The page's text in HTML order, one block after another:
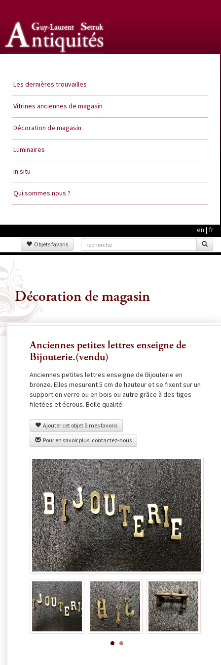
Les dernières trouvailles
Vitrines anciennes de magasin
Décoration de magasin
Luminaires
In situ
Qui sommes nous ?
en | fr
Objets favoris
Décoration de magasin
Anciennes petites lettres enseigne de
Bijouterie.(vendu)
Anciennes petites lettres enseigne de Bijouterie en
bronze. Elles mesurent 5 cm de hauteur et se fixent sur un
support en verre ou en bois ou autre grâce à des tiges
filetées et écrous. Belle qualité.
Ajouter cet objet à mes favoris
Pour en savoir plus, contactez-nous